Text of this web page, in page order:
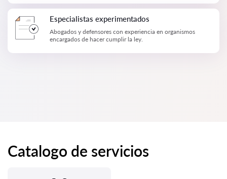
Especialistas experimentados
Abogados y defensores con experiencia en organismos
encargados de hacer cumplir la ley.
Catalogo de servicios